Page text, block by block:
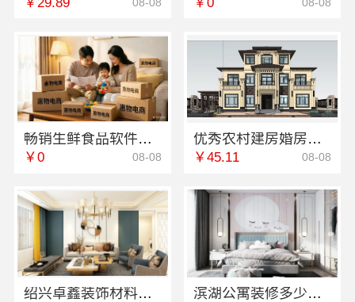
畅销生鲜食品软件功能-湖北省惠物电子商务有限公司省钱好帮手
￥0 08-08
优秀农村建房婚房布置中蓝建投北京建设有限公司四川
￥45.11 08-08
绍兴卓鑫装饰材料有限公司-个性化家装定制环保优质材料 滨湖公寓装修多少钱一平？亿莱居透明报价